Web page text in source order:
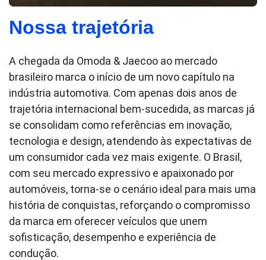
Nossa trajetória
A chegada da Omoda & Jaecoo ao mercado
brasileiro marca o início de um novo capítulo na
indústria automotiva. Com apenas dois anos de
trajetória internacional bem-sucedida, as marcas já
se consolidam como referências em inovação,
tecnologia e design, atendendo às expectativas de
um consumidor cada vez mais exigente. O Brasil,
com seu mercado expressivo e apaixonado por
automóveis, torna-se o cenário ideal para mais uma
história de conquistas, reforçando o compromisso
da marca em oferecer veículos que unem
sofisticação, desempenho e experiência de
condução.